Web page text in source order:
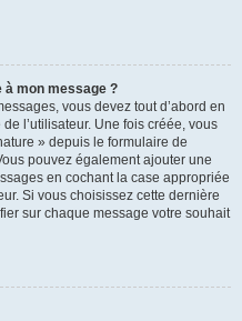
mon message ?
vous devez tout d’abord en
l’utilisateur. Une fois créée, vous
» depuis le formulaire de
pouvez également ajouter une
en cochant la case appropriée
Si vous choisissez cette dernière
sur chaque message votre souhait